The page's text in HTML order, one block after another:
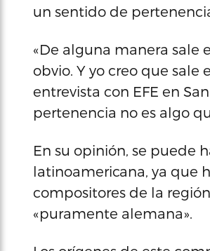
un sentido de
«De alguna manera sale
obvio. Y yo creo que sale
entrevista con EFE en
pertenencia no es algo
En su opinión, se puede
latinoamericana, ya que
compositores de la
«puramente alemana».